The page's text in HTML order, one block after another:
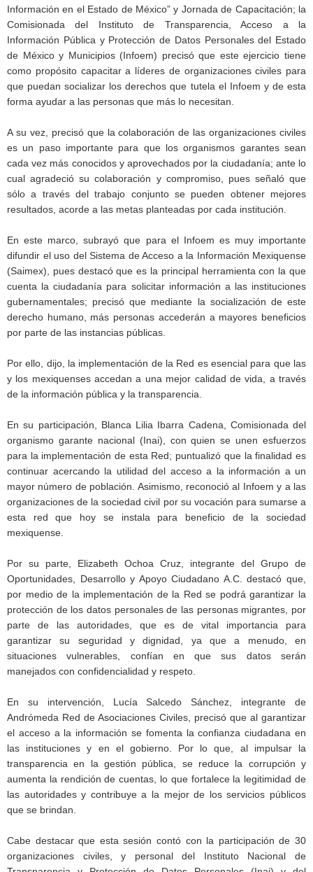
Información en el Estado de México” y Jornada de Capacitación; la
Comisionada del Instituto de Transparencia, Acceso a la
Información Pública y Protección de Datos Personales del Estado
de México y Municipios (Infoem) precisó que este ejercicio tiene
como propósito capacitar a líderes de organizaciones civiles para
que puedan socializar los derechos que tutela el Infoem y de esta
forma ayudar a las personas que más lo necesitan.
A su vez, precisó que la colaboración de las organizaciones civiles
es un paso importante para que los organismos garantes sean
cada vez más conocidos y aprovechados por la ciudadanía; ante lo
cual agradeció su colaboración y compromiso, pues señaló que
sólo a través del trabajo conjunto se pueden obtener mejores
resultados, acorde a las metas planteadas por cada institución.
En este marco, subrayó que para el Infoem es muy importante
difundir el uso del Sistema de Acceso a la Información Mexiquense
(Saimex), pues destacó que es la principal herramienta con la que
cuenta la ciudadanía para solicitar información a las instituciones
gubernamentales; precisó que mediante la socialización de este
derecho humano, más personas accederán a mayores beneficios
por parte de las instancias públicas.
Por ello, dijo, la implementación de la Red es esencial para que las
y los mexiquenses accedan a una mejor calidad de vida, a través
de la información pública y la transparencia.
En su participación, Blanca Lilia Ibarra Cadena, Comisionada del
organismo garante nacional (Inai), con quien se unen esfuerzos
para la implementación de esta Red; puntualizó que la finalidad es
continuar acercando la utilidad del acceso a la información a un
mayor número de población. Asimismo, reconoció al Infoem y a las
organizaciones de la sociedad civil por su vocación para sumarse a
esta red que hoy se instala para beneficio de la sociedad
mexiquense.
Por su parte, Elizabeth Ochoa Cruz, integrante del Grupo de
Oportunidades, Desarrollo y Apoyo Ciudadano A.C. destacó que,
por medio de la implementación de la Red se podrá garantizar la
protección de los datos personales de las personas migrantes, por
parte de las autoridades, que es de vital importancia para
garantizar su seguridad y dignidad, ya que a menudo, en
situaciones vulnerables, confían en que sus datos serán
manejados con confidencialidad y respeto.
En su intervención, Lucía Salcedo Sánchez, integrante de
Andrómeda Red de Asociaciones Civiles, precisó que al garantizar
el acceso a la información se fomenta la confianza ciudadana en
las instituciones y en el gobierno. Por lo que, al impulsar la
transparencia en la gestión pública, se reduce la corrupción y
aumenta la rendición de cuentas, lo que fortalece la legitimidad de
las autoridades y contribuye a la mejor de los servicios públicos
que se brindan.
Cabe destacar que esta sesión contó con la participación de 30
organizaciones civiles, y personal del Instituto Nacional de